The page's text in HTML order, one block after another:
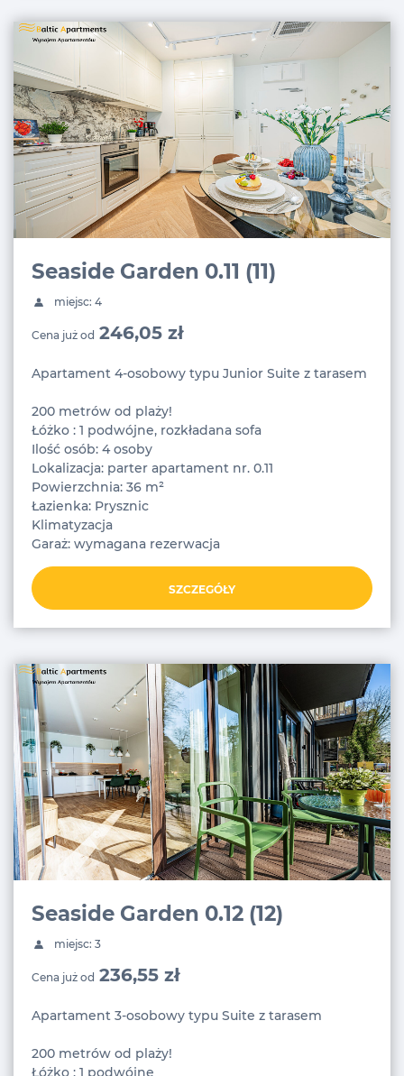
Seaside Garden 0.11 (11)
miejsc: 4
Cena już od 246,05 zł
Apartament 4-osobowy typu Junior Suite z tarasem
200 metrów od plaży!
Łóżko : 1 podwójne, rozkładana sofa
Ilość osób: 4 osoby
Lokalizacja: parter apartament nr. 0.11
Powierzchnia: 36 m²
Łazienka: Prysznic
Klimatyzacja
Garaż: wymagana rezerwacja
SZCZEGÓŁY
Seaside Garden 0.12 (12)
miejsc: 3
Cena już od 236,55 zł
Apartament 3-osobowy typu Suite z tarasem
200 metrów od plaży!
Łóżko : 1 podwójne